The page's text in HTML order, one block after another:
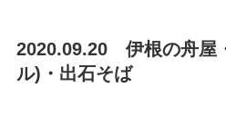
2020.09.20 伊根の舟屋
ル)・出石そば